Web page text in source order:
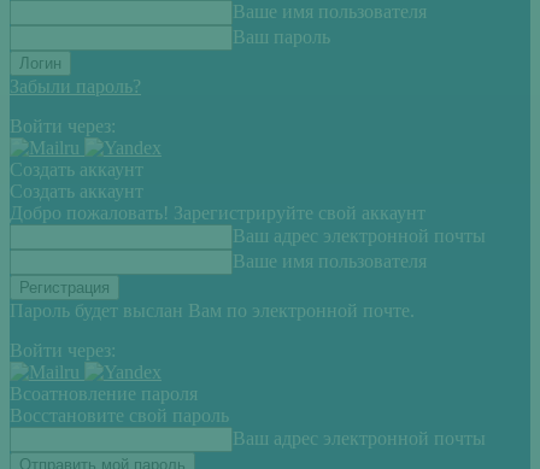
Ваше имя пользователя
Ваш пароль
Забыли пароль?
Войти через:
Создать аккаунт
Создать аккаунт
Добро пожаловать! Зарегистрируйте свой аккаунт
Ваш адрес электронной почты
Ваше имя пользователя
Пароль будет выслан Вам по электронной почте.
Войти через:
Всоатновление пароля
Восстановите свой пароль
Ваш адрес электронной почты